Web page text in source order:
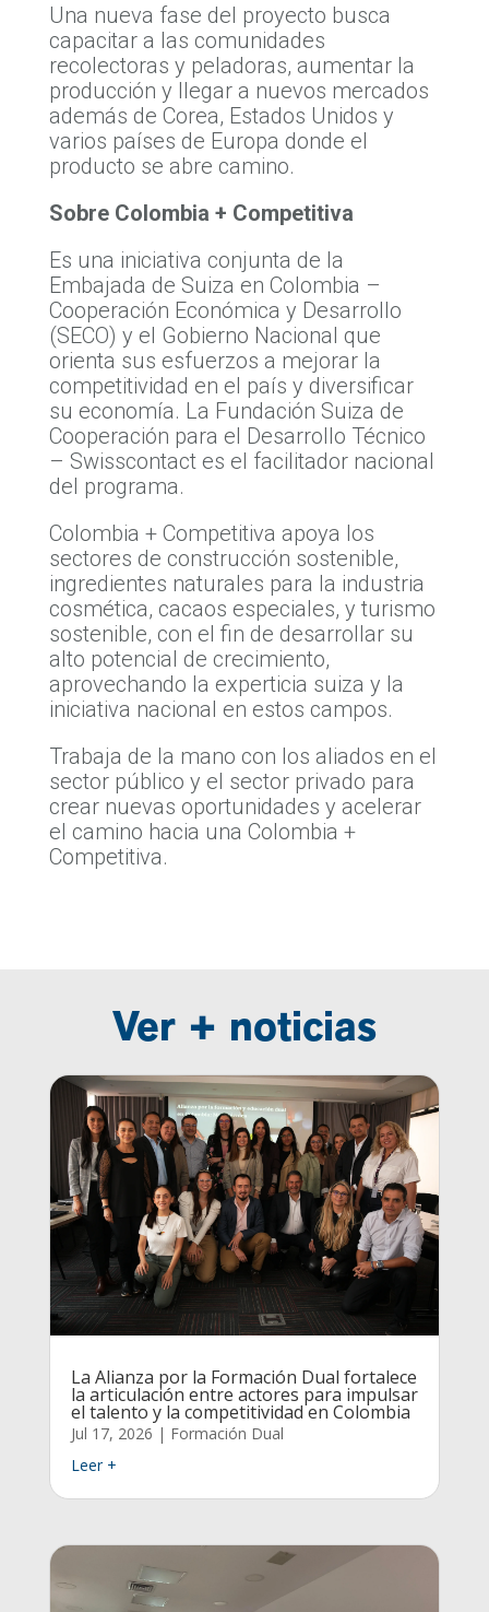
Una nueva fase del proyecto busca
capacitar a las comunidades
recolectoras y peladoras, aumentar la
producción y llegar a nuevos mercados
además de Corea, Estados Unidos y
varios países de Europa donde el
producto se abre camino.
Sobre Colombia + Competitiva
Es una iniciativa conjunta de la
Embajada de Suiza en Colombia –
Cooperación Económica y Desarrollo
(SECO) y el Gobierno Nacional que
orienta sus esfuerzos a mejorar la
competitividad en el país y diversificar
su economía. La Fundación Suiza de
Cooperación para el Desarrollo Técnico
– Swisscontact es el facilitador nacional
del programa.
Colombia + Competitiva apoya los
sectores de construcción sostenible,
ingredientes naturales para la industria
cosmética, cacaos especiales, y turismo
sostenible, con el fin de desarrollar su
alto potencial de crecimiento,
aprovechando la experticia suiza y la
iniciativa nacional en estos campos.
Trabaja de la mano con los aliados en el
sector público y el sector privado para
crear nuevas oportunidades y acelerar
el camino hacia una Colombia +
Competitiva.
Ver + noticias
La Alianza por la Formación Dual fortalece
la articulación entre actores para impulsar
el talento y la competitividad en Colombia
Jul 17, 2026 | Formación Dual
Leer +